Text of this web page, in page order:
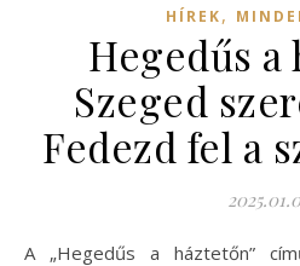
HÍREK,
Hegedűs a
Szeged
Fedezd fel a
A „Hegedűs a háztetőn” című musical a világ egyik